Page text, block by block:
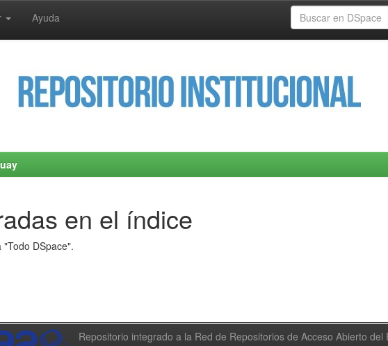
Ayuda
en el índice
DSpace".
Repositorio integrado a la Red de Repositorios de Acceso Abierto del